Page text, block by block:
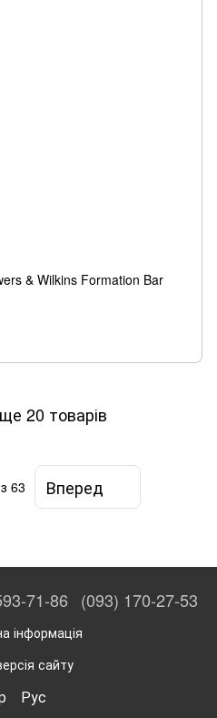
& Wilkins Formation Bar
20 товарів
з 63 Вперед
71-86 (093) 170-27-53
інформація
сайту
Рус